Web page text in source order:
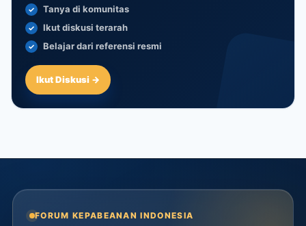
Tanya di komunitas
Ikut diskusi terarah
Belajar dari referensi resmi
Ikut Diskusi →
FORUM KEPABEANAN INDONESIA